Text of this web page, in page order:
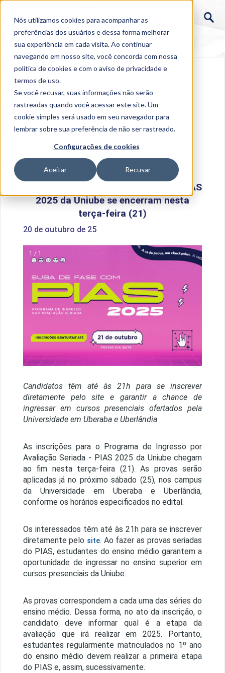
Nós utilizamos cookies para acompanhar as
preferências dos usuários e dessa forma melhorar
sua experiência em cada visita. Ao continuar
navegando em nosso site, você concorda com nossa
política de cookies e com o aviso deprivacidade e
termos de uso.
Se você recusar, suas informações não serão
rastreadas quando você acessar este site. Um
cookie simples será usado em seu navegador para
lembrar sobre sua preferência de não ser rastreado.
Configurações de cookies
Aceitar Recusar
chamada: inscrições para o PIAS 2025 da Uniube se
encerram nesta terça-feira (21)
Última chamada: inscrições para o PIAS
2025 da Uniube se encerram nesta
terça-feira (21)
20 de outubro de 25
1 / 1
Candidatos têm até às 21h para se inscrever
diretamente pelo site e garantir a chance de
ingressar em cursos presenciais ofertados pela
Universidade em Uberaba e Uberlândia
As inscrições para o Programa de Ingresso por
Avaliação Seriada - PIAS 2025 da Uniube chegam
ao fim nesta terça-feira (21). As provas serão
aplicadas já no próximo sábado (25), nos campus
da Universidade em Uberaba e Uberlândia,
conforme os horários especificados no edital.
Os interessados têm até às 21h para se inscrever
diretamente pelo site. Ao fazer as provas seriadas
do PIAS, estudantes do ensino médio garantem a
oportunidade de ingressar no ensino superior em
cursos presenciais da Uniube.
As provas correspondem a cada uma das séries do
ensino médio. Dessa forma, no ato da inscrição, o
candidato deve informar qual é a etapa da
avaliação que irá realizar em 2025. Portanto,
estudantes regularmente matriculados no 1º ano
do ensino médio devem realizar a primeira etapa
do PIAS e, assim, sucessivamente.